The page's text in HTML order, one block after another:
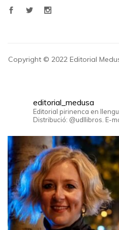
Copyright © 2022 Editorial
editorial_medusa
Editorial pirinenca en
Distribució: @udllibros. E-